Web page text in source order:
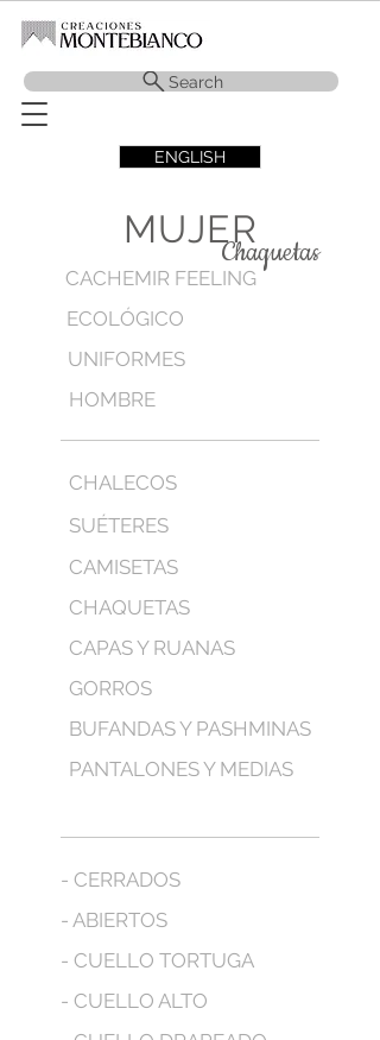
Search
ENGLISH
CACHEMIR FEELING
ECOLÓGICO
HOMBRE
UNIFORMES
MUJER
Chaquetas
CHALECOS
SUÉTERES
CAMISETAS
CHAQUETAS
CAPAS Y RUANAS
GORROS
BUFANDAS Y PASHMINAS
PANTALONES Y MEDIAS
- CERRADOS
- ABIERTOS
- CUELLO TORTUGA
- CUELLO ALTO